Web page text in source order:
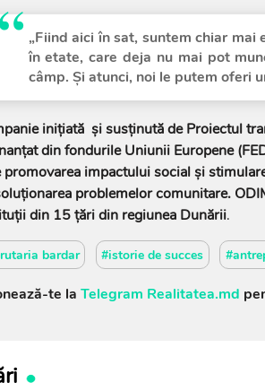
„Fiind aici în sat, suntem chiar
în etate, care deja nu mai pot
câmp. Și atunci, noi le putem oferi
inițiată și susținută de Proiectul
din fondurile Uniunii Europene
promovarea impactului social și
problemelor comunitare.
din 15 țări din regiunea Dunării.
bardar #istorie de succes
te la Telegram Realitatea.md